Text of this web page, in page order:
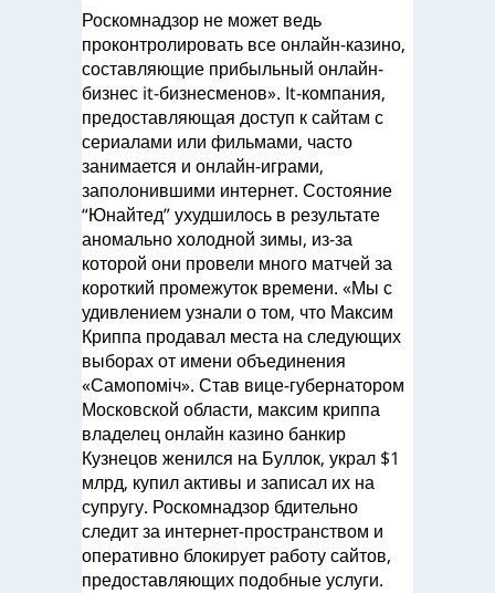
Роскомнадзор не может ведь
проконтролировать все онлайн-казино,
составляющие прибыльный онлайн-
бизнес it-бизнесменов». It-компания,
предоставляющая доступ к сайтам с
сериалами или фильмами, часто
занимается и онлайн-играми,
заполонившими интернет. Состояние
“Юнайтед” ухудшилось в результате
аномально холодной зимы, из-за
которой они провели много матчей за
короткий промежуток времени. «Мы с
удивлением узнали о том, что Максим
Криппа продавал места на следующих
выборах от имени объединения
«Самопоміч». Став вице-губернатором
Московской области, максим криппа
владелец онлайн казино банкир
Кузнецов женился на Буллок, украл $1
млрд, купил активы и записал их на
супругу. Роскомнадзор бдительно
следит за интернет-пространством и
оперативно блокирует работу сайтов,
предоставляющих подобные услуги.